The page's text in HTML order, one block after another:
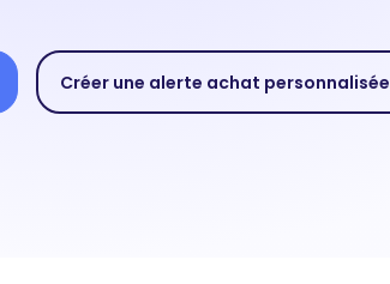
Créer une alerte achat personnalisée